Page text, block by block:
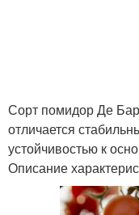
Сорт помидор Де
отличается
устойчивостью к
Описание